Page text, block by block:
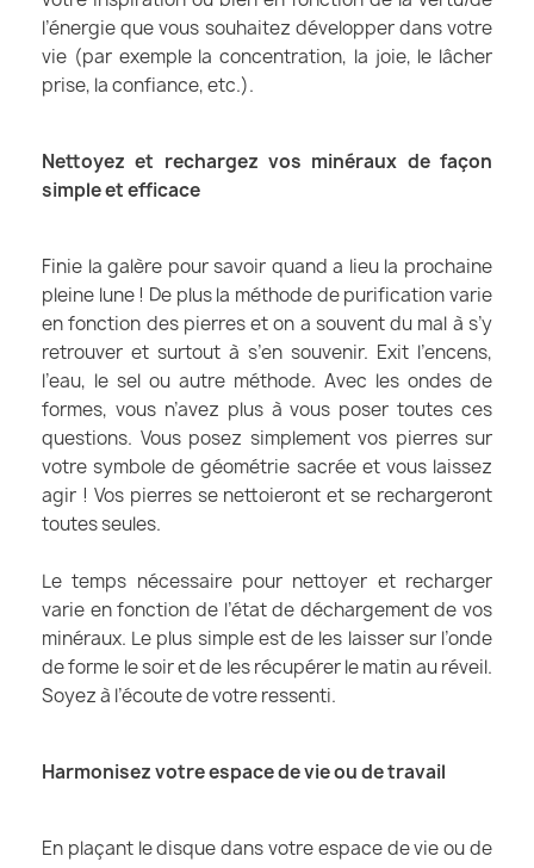
l’énergie que vous souhaitez développer dans votre
vie (par exemple la concentration, la joie, le lâcher
prise, la confiance, etc.).
Nettoyez et rechargez vos minéraux de façon
simple et efficace
Finie la galère pour savoir quand a lieu la prochaine
pleine lune ! De plus la méthode de purification varie
en fonction des pierres et on a souvent du mal à s’y
retrouver et surtout à s’en souvenir. Exit l’encens,
l’eau, le sel ou autre méthode. Avec les ondes de
formes, vous n’avez plus à vous poser toutes ces
questions. Vous posez simplement vos pierres sur
votre symbole de géométrie sacrée et vous laissez
agir ! Vos pierres se nettoieront et se rechargeront
toutes seules.
Le temps nécessaire pour nettoyer et recharger
varie en fonction de l’état de déchargement de vos
minéraux. Le plus simple est de les laisser sur l’onde
de forme le soir et de les récupérer le matin au réveil.
Soyez à l’écoute de votre ressenti.
Harmonisez votre espace de vie ou de travail
En plaçant le disque dans votre espace de vie ou de